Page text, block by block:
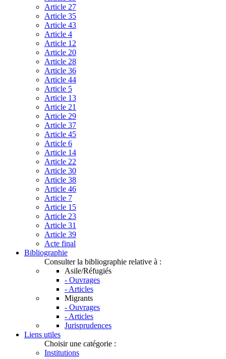
Article 27
Article 35
Article 43
Article 4
Article 12
Article 20
Article 28
Article 36
Article 44
Article 5
Article 13
Article 21
Article 29
Article 37
Article 45
Article 6
Article 14
Article 22
Article 30
Article 38
Article 46
Article 7
Article 15
Article 23
Article 31
Article 39
Acte final
Bibliographie
Consulter la bibliographie relative à :
Asile/Réfugiés
- Ouvrages
- Articles
Migrants
- Ouvrages
- Articles
Jurisprudences
Liens utiles
Choisir une catégorie :
Institutions